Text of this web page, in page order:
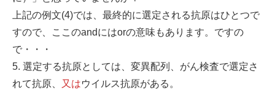
上記の例文(4)では、最終的に選定される抗原はひとつで
すので、ここのandにはorの意味もあります。ですの
で・・・
5. 選定する抗原としては、変異配列、がん検査で選定さ
れて抗原、
又はウイルス抗原がある。